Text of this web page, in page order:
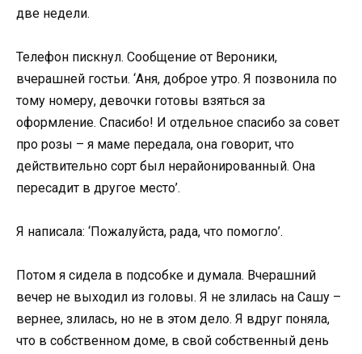
две недели.
Телефон пискнул. Сообщение от Вероники,
вчерашней гостьи. ‘Аня, доброе утро. Я позвонила по
тому номеру, девочки готовы взяться за
оформление. Спасибо! И отдельное спасибо за совет
про розы – я маме передала, она говорит, что
действительно сорт был нерайонированный. Она
пересадит в другое место’.
Я написала: ‘Пожалуйста, рада, что помогло’.
Потом я сидела в подсобке и думала. Вчерашний
вечер не выходил из головы. Я не злилась на Сашу –
вернее, злилась, но не в этом дело. Я вдруг поняла,
что в собственном доме, в свой собственный день